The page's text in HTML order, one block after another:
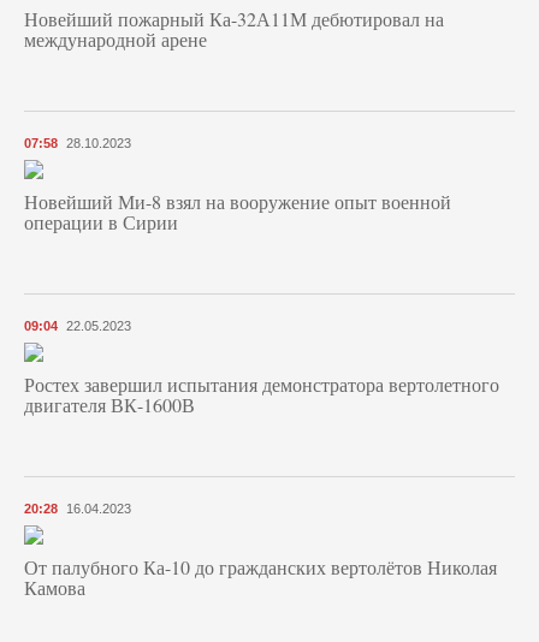
Новейший пожарный Ка-32А11М дебютировал на
международной арене
07:58 28.10.2023
Новейший Ми-8 взял на вооружение опыт военной
операции в Сирии
09:04 22.05.2023
Ростех завершил испытания демонстратора вертолетного
двигателя ВК-1600В
20:28 16.04.2023
От палубного Ка-10 до гражданских вертолётов Николая
Камова